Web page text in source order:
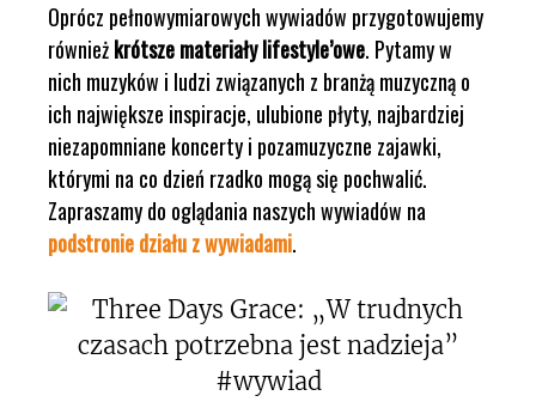
Oprócz pełnowymiarowych wywiadów przygotowujemy
równieżkrótsze materiały lifestyle’owe. Pytamy w
nich muzyków i ludzi związanych z branżą muzyczną o
ich największe inspiracje, ulubione płyty, najbardziej
niezapomniane koncerty i pozamuzyczne zajawki,
którymi na co dzień rzadko mogą się pochwalić.
Zapraszamy do oglądania naszych wywiadów na
podstronie działu z wywiadami.